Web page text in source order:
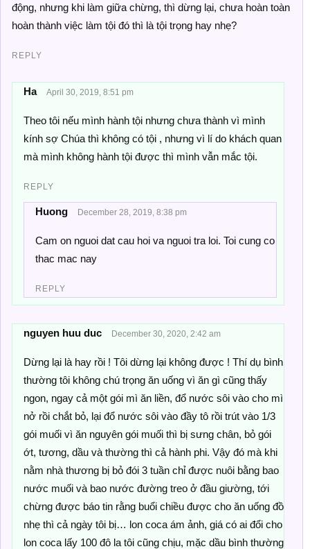
động, nhưng khi làm giữa chừng, thì dừng lại, chưa hoàn toàn
hoàn thành việc làm tội đó thì là tội trọng hay nhẹ?
REPLY
Ha April 30, 2019, 8:51 pm
Theo tôi nếu mình hành tội nhưng chưa thành vì mình
kính sợ Chúa thì không có tội , nhưng vì lí do khách quan
mà mình không hành tội được thì mình vẫn mắc tội.
REPLY
Huong December 28, 2019, 8:38 pm
Cam on nguoi dat cau hoi va nguoi tra loi. Toi cung co
thac mac nay
REPLY
nguyen huu duc December 30, 2020, 2:42 am
Dừng lại là hay rồi ! Tôi dừng lại không được ! Thí dụ bình
thường tôi không chú trọng ăn uống vì ăn gì cũng thấy
ngon, ngay cả một gói mì ăn liền, đổ nước sôi vào cho mì
nở rồi chắt bỏ, lại đổ nước sôi vào đầy tô rồi trút vào 1/3
gói muối vì ăn nguyên gói muối thì bị sưng chân, bỏ gói
ớt, tương, dầu và thường thì cả hành phi. Vậy đó mà khi
nằm nhà thương bị bỏ đói 3 tuần chỉ được nuôi bằng bao
nước muối và bao nước đường treo ở đầu giường, tới
chừng được báo tin rằng buổi chiều được cho ăn uống đồ
nhẹ thì cả ngày tôi bị… lon coca ám ảnh, giá có ai đổi cho
lon coca lấy 100 đô la tôi cũng chịu, mặc dầu bình thường